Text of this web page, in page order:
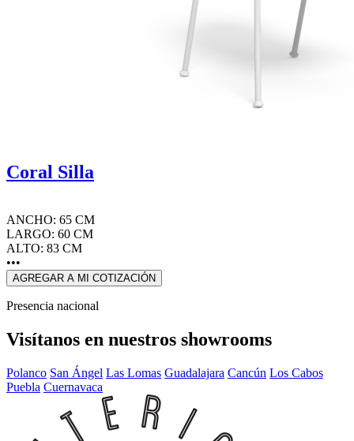
Coral Silla
ANCHO: 65 CM
LARGO: 60 CM
ALTO: 83 CM
•••
AGREGAR A MI COTIZACIÓN
Presencia nacional
Visítanos en nuestros showrooms
Polanco San Ángel Las Lomas Guadalajara Cancún Los Cabos
Puebla Cuernavaca